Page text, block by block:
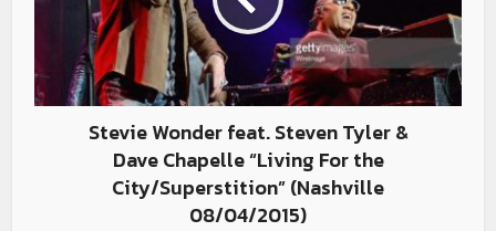
Stevie Wonder feat. Steven Tyler &
Dave Chapelle “Living For the
City/Superstition” (Nashville
08/04/2015)